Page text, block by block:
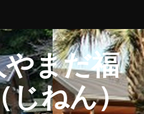
まだ福
じねん）